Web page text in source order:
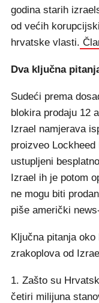
godina starih
od većih
hrvatske vlasti.
Dva ključna
Sudeći prema
blokira prodaju 12
Izrael namjerava
proizveo
ustupljeni
Izrael ih je potom
ne mogu biti
piše američki
Ključna pitanja
zrakoplova od
1. Zašto su
četiri milijuna